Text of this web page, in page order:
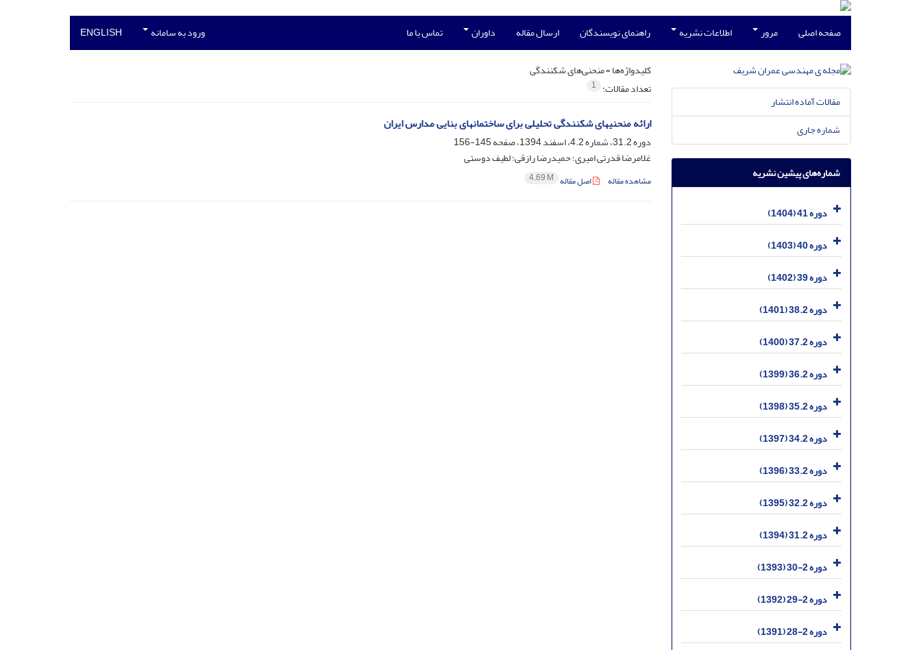
صفحه اصلی مرور اطلاعات نشریه راهنمای نویسندگان ارسال مقاله داوران تماس با ما ورود به سامانه ENGLISH
کلیدواژه‌ها =منحنی‌های شکنندگی
تعداد مقالات: 1
ارائه منحنی‎های شکنندگی تحلیلی برای ساختمان‎های بنایی مدارس ایران
دوره 31.2، شماره 4.2، اسفند 1394، صفحه
145-156
غلامرضا قدرتی امیری؛ حمیدرضا رازقی؛ لطیف دوستی
مشاهده مقاله اصل مقاله 4.69 M
مقالات آماده انتشار
شماره جاری
شماره‌های پیشین نشریه
دوره 41 (1404)
دوره 40 (1403)
دوره 39 (1402)
دوره 38.2 (1401)
دوره 37.2 (1400)
دوره 36.2 (1399)
دوره 35.2 (1398)
دوره 34.2 (1397)
دوره 33.2 (1396)
دوره 32.2 (1395)
دوره 31.2 (1394)
دوره 2-30 (1393)
دوره 2-29 (1392)
دوره 2-28 (1391)